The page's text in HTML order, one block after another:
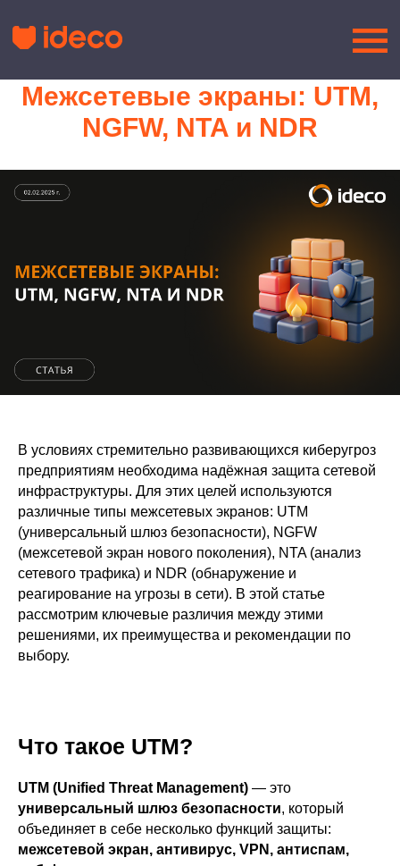
Межсетевые экраны: UTM,
NGFW, NTA и NDR
В условиях стремительно развивающихся киберугроз
предприятиям необходима надёжная защита сетевой
инфраструктуры. Для этих целей используются
различные типы межсетевых экранов: UTM
(универсальный шлюз безопасности), NGFW
(межсетевой экран нового поколения), NTA (анализ
сетевого трафика) и NDR (обнаружение и
реагирование на угрозы в сети). В этой статье
рассмотрим ключевые различия между этими
решениями, их преимущества и рекомендации по
выбору.
Что такое UTM?
UTM (Unified Threat Management) — это
универсальный шлюз безопасности, который
объединяет в себе несколько функций защиты:
межсетевой экран, антивирус, VPN, антиспам,